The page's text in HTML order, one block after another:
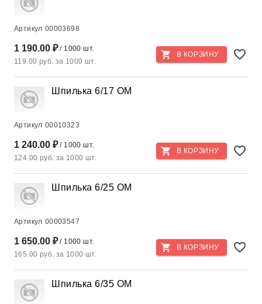
Артикул 00003698
1 190.00 ₽/ 1000 шт.
119.00 руб. за 1000 шт.
В КОРЗИНУ
Шпилька 6/17 OM
Артикул 00010323
1 240.00 ₽/ 1000 шт.
124.00 руб. за 1000 шт.
В КОРЗИНУ
Шпилька 6/25 ОМ
Артикул 00003547
1 650.00 ₽/ 1000 шт.
165.00 руб. за 1000 шт.
В КОРЗИНУ
Шпилька 6/35 ОМ